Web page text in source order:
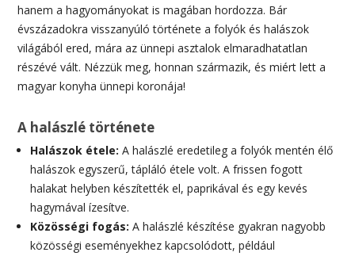
hanem a hagyományokat is magában hordozza. Bár
évszázadokra visszanyúló története a folyók és halászok
világából ered, mára az ünnepi asztalok elmaradhatatlan
részévé vált. Nézzük meg, honnan származik, és miért lett a
magyar konyha ünnepi koronája!
A halászlé története
Halászok étele: A halászlé eredetileg a folyók mentén élő
halászok egyszerű, tápláló étele volt. A frissen fogott
halakat helyben készítették el, paprikával és egy kevés
hagymával ízesítve.
Közösségi fogás: A halászlé készítése gyakran nagyobb
közösségi eseményekhez kapcsolódott, például